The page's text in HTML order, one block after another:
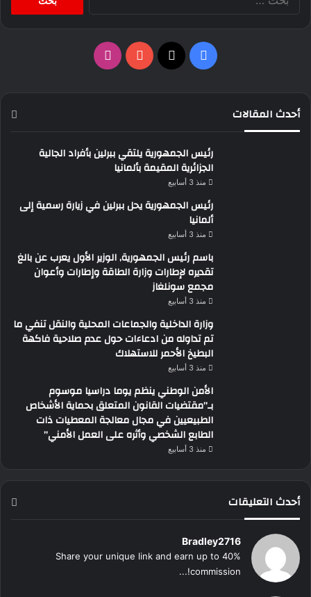
فيسبوك ‫YouTubeانستقرام
أحدث المقالات
رئيس الجمهورية يلتقي ببرلين بأفراد الجالية
الجزائرية المقيمة بألمانيا
منذ 3 أسابيع
رئيس الجمهورية يحل ببرلين في زيارة رسمية إلى
ألمانيا
منذ 3 أسابيع
باسم رئيس الجمهورية, الوزير الأول يعرب عن بالغ
تقديره لإطارات وزارة الطاقة وإطارات وأعوان
مجمع سونلغاز
منذ 3 أسابيع
وزارة الداخلية والجماعات المحلية والنقل تنفي ما
تم تداوله من ادعاءات حول عدم صلاحية فاكهة
البطيخ الأحمر للاستهلاك
منذ 3 أسابيع
الأمن الوطني ينظم يوما دراسيا موسوم
بـ”مقتضيات القانون المتعلق بحماية الأشخاص
الطبيعيين في مجال معالجة المعطيات ذات
الطابع الشخصي وأثره على العمل الأمني”
منذ 3 أسابيع
أحدث التعليقات
Bradley2716
Share your unique link and earn up to 40%
commission!...